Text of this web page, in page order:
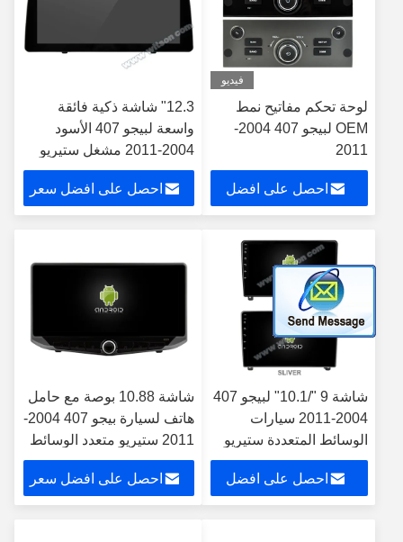
فيديو
لوحة تحكم مفاتيح نمط
OEM لبيجو 407 2004-
2011
احصل على افضل
12.3" شاشة ذكية فائقة
واسعة لبيجو 407 الأسود
2004-2011 مشغل ستيريو
للسيارات
احصل على افضل سعر
شاشة 9 "/10.1" لبيجو 407
2004-2011 سيارات
الوسائط المتعددة ستيريو
جي بي إس CarPlay
Playerاحصل على افضل
شاشة 10.88 بوصة مع حامل
هاتف لسيارة بيجو 407 2004-
2011 ستيريو متعدد الوسائط
احصل على افضل سعر